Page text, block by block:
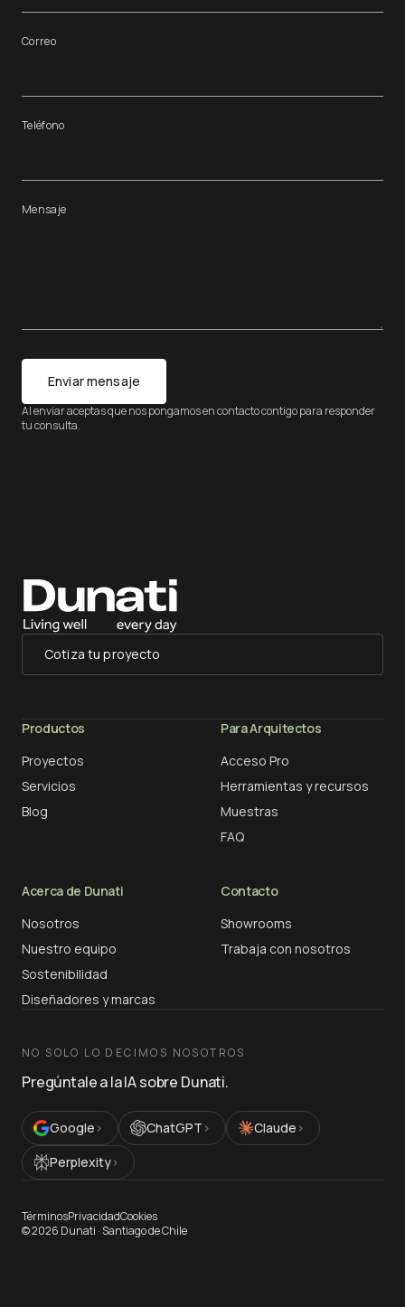
Correo
Teléfono
Mensaje
Al enviar aceptas que nos pongamos en contacto contigo para responder
tu consulta.
Enviar mensaje
Cotiza tu proyecto
Productos
Proyectos
Servicios
Blog
Para Arquitectos
Acceso Pro
Herramientas y recursos
Muestras
FAQ
Acerca de Dunati
Nosotros
Nuestro equipo
Sostenibilidad
Diseñadores y marcas
Contacto
Showrooms
Trabaja con nosotros
NO SOLO LO DECIMOS NOSOTROS
Pregúntale a la IA sobre Dunati.
Google › ChatGPT › Claude ›
Perplexity›
TérminosPrivacidadCookies
©2026 Dunati · Santiago de Chile